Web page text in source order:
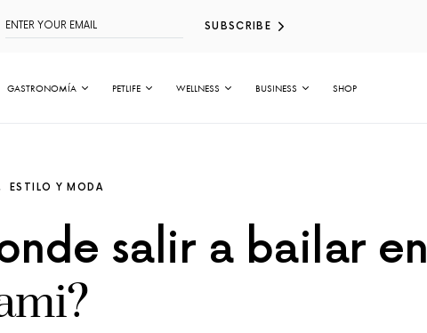
SUBSCRIBE
GASTRONOMÍA PETLIFE WELLNESS BUSINESS SHOP
ESTILO Y MODA
salir a bailar en